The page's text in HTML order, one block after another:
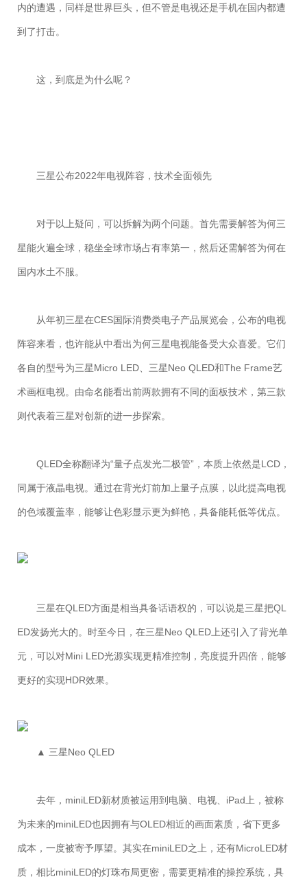
内的遭遇，同样是世界巨头，但不管是电视还是手机在国内都遭
到了打击。
这，到底是为什么呢？
三星公布2022年电视阵容，技术全面领先
对于以上疑问，可以拆解为两个问题。首先需要解答为何三
星能火遍全球，稳坐全球市场占有率第一，然后还需解答为何在
国内水土不服。
从年初三星在CES国际消费类电子产品展览会，公布的电视
阵容来看，也许能从中看出为何三星电视能备受大众喜爱。它们
各自的型号为三星Micro LED、三星Neo QLED和The Frame艺
术画框电视。由命名能看出前两款拥有不同的面板技术，第三款
则代表着三星对创新的进一步探索。
QLED全称翻译为“量子点发光二极管”，本质上依然是LCD，
同属于液晶电视。通过在背光灯前加上量子点膜，以此提高电视
的色域覆盖率，能够让色彩显示更为鲜艳，具备能耗低等优点。
三星在QLED方面是相当具备话语权的，可以说是三星把QL
ED发扬光大的。时至今日，在三星Neo QLED上还引入了背光单
元，可以对Mini LED光源实现更精准控制，亮度提升四倍，能够
更好的实现HDR效果。
▲ 三星Neo QLED
去年，miniLED新材质被运用到电脑、电视、iPad上，被称
为未来的miniLED也因拥有与OLED相近的画面素质，省下更多
成本，一度被寄予厚望。其实在miniLED之上，还有MicroLED材
质，相比miniLED的灯珠布局更密，需要更精准的操控系统，具